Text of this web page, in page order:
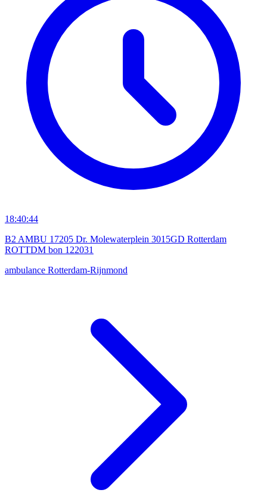
18:40:44
B2 AMBU 17205 Dr. Molewaterplein 3015GD Rotterdam
ROTTDM bon 122031
ambulance Rotterdam-Rijnmond